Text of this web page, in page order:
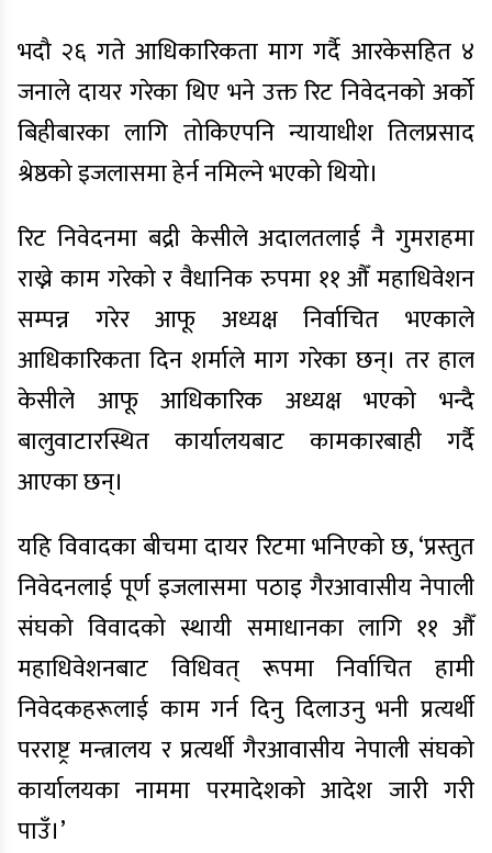
भदौ २६ गते आधिकारिकता माग गर्दै आरकेसहित ४
जनाले दायर गरेका थिए भने उक्त रिट निवेदनको अर्को
बिहीबारका लागि तोकिएपनि न्यायाधीश तिलप्रसाद
श्रेष्ठको इजलासमा हेर्न नमिल्ने भएको थियो।
रिट निवेदनमा बद्री केसीले अदालतलाई नै गुमराहमा
राख्ने काम गरेको र वैधानिक रुपमा ११ औँ महाधिवेशन
सम्पन्न गरेर आफू अध्यक्ष निर्वाचित भएकाले
आधिकारिकता दिन शर्माले माग गरेका छन्। तर हाल
केसीले आफू आधिकारिक अध्यक्ष भएको भन्दै
बालुवाटारस्थित कार्यालयबाट कामकारबाही गर्दै
आएका छन्।
यहि विवादका बीचमा दायर रिटमा भनिएको छ, ‘प्रस्तुत
निवेदनलाई पूर्ण इजलासमा पठाइ गैरआवासीय नेपाली
संघको विवादको स्थायी समाधानका लागि ११ औँ
महाधिवेशनबाट विधिवत् रूपमा निर्वाचित हामी
निवेदकहरूलाई काम गर्न दिनु दिलाउनु भनी प्रत्यर्थी
परराष्ट्र मन्त्रालय र प्रत्यर्थी गैरआवासीय नेपाली संघको
कार्यालयका नाममा परमादेशको आदेश जारी गरी
पाउँ।’